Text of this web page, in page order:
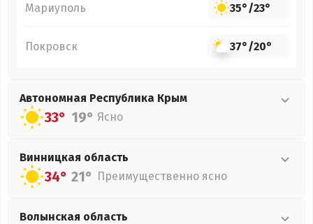
Мариуполь 35°/23°
Покровск 37°/20°
Автономная Республика Крым
33° 19° Ясно
Винницкая область
34° 21° Преимущественно ясно
Волынская область